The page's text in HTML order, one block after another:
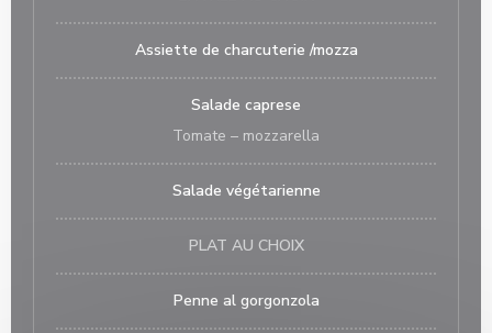
Assiette de charcuterie /mozza
Salade caprese
Tomate – mozzarella
Salade végétarienne
PLAT AU CHOIX
Penne al gorgonzola